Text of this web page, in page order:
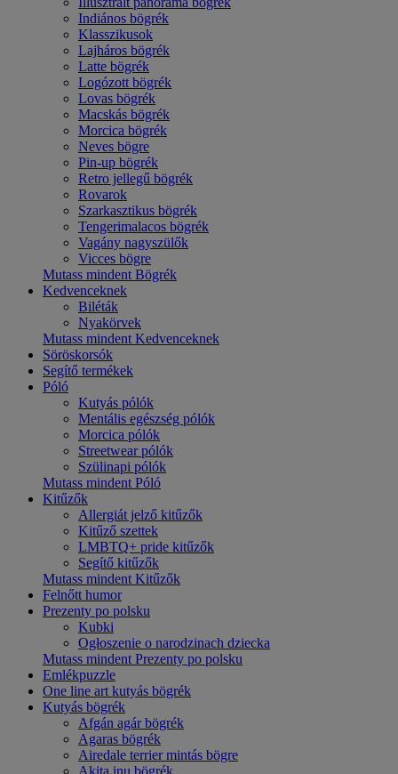
Indiános bögrék
Klasszikusok
Lajháros bögrék
Latte bögrék
Logózott bögrék
Lovas bögrék
Macskás bögrék
Morcica bögrék
Neves bögre
Pin-up bögrék
Retro jellegű bögrék
Rovarok
Szarkasztikus bögrék
Tengerimalacos bögrék
Vagány nagyszülők
Vicces bögre
Mutass mindent Bögrék
Kedvenceknek
Biléták
Nyakörvek
Mutass mindent Kedvenceknek
Söröskorsók
Segítő termékek
Póló
Kutyás pólók
Mentális egészség pólók
Morcica pólók
Streetwear pólók
Szülinapi pólók
Mutass mindent Póló
Kitűzők
Allergiát jelző kitűzők
Kitűző szettek
LMBTQ+ pride kitűzők
Segítő kitűzők
Mutass mindent Kitűzők
Felnőtt humor
Prezenty po polsku
Kubki
Ogłoszenie o narodzinach dziecka
Mutass mindent Prezenty po polsku
Emlékpuzzle
One line art kutyás bögrék
Kutyás bögrék
Afgán agár bögrék
Agaras bögrék
Airedale terrier mintás bögre
Akita inu bögrék